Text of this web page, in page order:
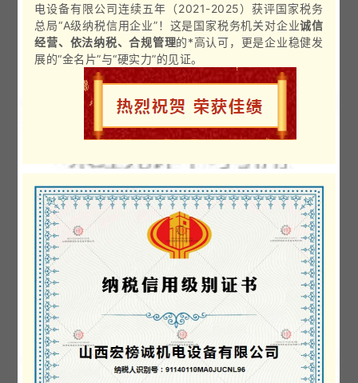
电设备有限公司连续五年（2021-2025）获评国家税务
总局“A级纳税信用企业”！这是国家税务机关对企业诚信
经营、依法纳税、合规管理的*高认可，更是企业稳健发
展的“金名片”与“硬实力”的见证。